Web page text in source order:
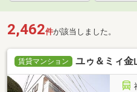
2,462件が該当しました。
賃貸マンション ユゥ＆ミィ金